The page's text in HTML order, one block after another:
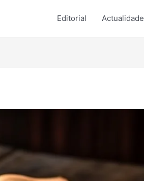
Editorial Actualidade